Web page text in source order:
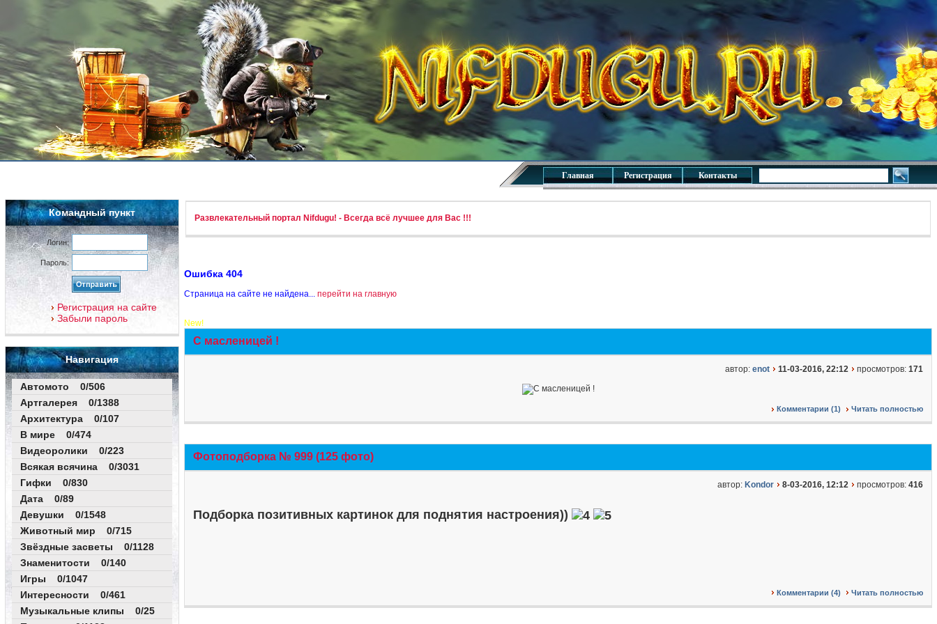
Главная Регистрация Контакты
Командный пункт
Логин:
Пароль:
Регистрация на сайте
Забыли пароль
Навигация
Автомото 0/506
Артгалерея 0/1388
Архитектура 0/107
В мире 0/474
Видеоролики 0/223
Всякая всячина 0/3031
Гифки 0/830
Дата 0/89
Девушки 0/1548
Животный мир 0/715
Звёздные засветы 0/1128
Знаменитости 0/140
Игры 0/1047
Интересности 0/461
Музыкальные клипы 0/25
Развлекательный портал Nifdugu! - Всегда всё лучшее для Вас !!!
Ошибка 404
Страница на сайте не найдена... перейти на главную
New!
С масленицей !
автор: enot 11-03-2016, 22:12 просмотров: 171
Комментарии (1) Читать полностью
Фотоподборка № 999 (125 фото)
автор: Kondor 8-03-2016, 12:12 просмотров: 416
Подборка позитивных картинок для поднятия настроения))
Комментарии (4) Читать полностью